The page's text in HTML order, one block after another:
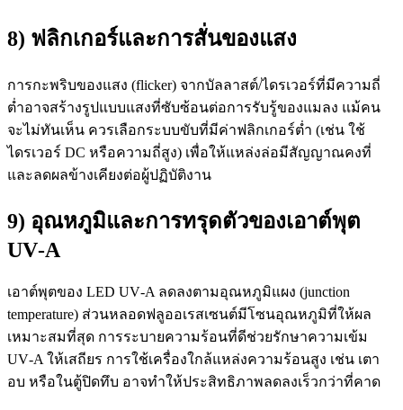
8) ฟลิกเกอร์และการสั่นของแสง
การกะพริบของแสง (flicker) จากบัลลาสต์/ไดรเวอร์ที่มีความถี่
ต่ำอาจสร้างรูปแบบแสงที่ซับซ้อนต่อการรับรู้ของแมลง แม้คน
จะไม่ทันเห็น ควรเลือกระบบขับที่มีค่าฟลิกเกอร์ต่ำ (เช่น ใช้
ไดรเวอร์ DC หรือความถี่สูง) เพื่อให้แหล่งล่อมีสัญญาณคงที่
และลดผลข้างเคียงต่อผู้ปฏิบัติงาน
9) อุณหภูมิและการทรุดตัวของเอาต์พุต
UV‑A
เอาต์พุตของ LED UV‑A ลดลงตามอุณหภูมิแผง (junction
temperature) ส่วนหลอดฟลูออเรสเซนต์มีโซนอุณหภูมิที่ให้ผล
เหมาะสมที่สุด การระบายความร้อนที่ดีช่วยรักษาความเข้ม
UV‑A ให้เสถียร การใช้เครื่องใกล้แหล่งความร้อนสูง เช่น เตา
อบ หรือในตู้ปิดทึบ อาจทำให้ประสิทธิภาพลดลงเร็วกว่าที่คาด